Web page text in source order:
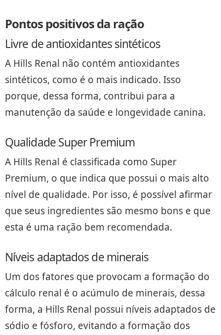
Pontos positivos da ração
Livre de antioxidantes sintéticos
A Hills Renal não contém antioxidantes
sintéticos, como é o mais indicado. Isso
porque, dessa forma, contribui para a
manutenção da saúde e longevidade canina.
Qualidade Super Premium
A Hills Renal é classificada como Super
Premium, o que indica que possui o mais alto
nível de qualidade. Por isso, é possível afirmar
que seus ingredientes são mesmo bons e que
esta é uma ração bem recomendada.
Níveis adaptados de minerais
Um dos fatores que provocam a formação do
cálculo renal é o acúmulo de minerais, dessa
forma, a Hills Renal possui níveis adaptados de
sódio e fósforo, evitando a formação dos